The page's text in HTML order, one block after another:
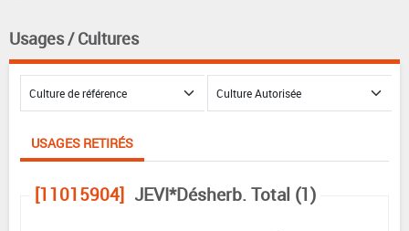
Usages / Cultures
USAGES RETIRÉS
[11015904] JEVI*Désherb. Total (1)